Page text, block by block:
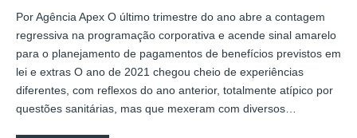
Por Agência Apex O último trimestre do ano abre a contagem
regressiva na programação corporativa e acende sinal amarelo
para o planejamento de pagamentos de benefícios previstos em
lei e extras O ano de 2021 chegou cheio de experiências
diferentes, com reflexos do ano anterior, totalmente atípico por
questões sanitárias, mas que mexeram com diversos…